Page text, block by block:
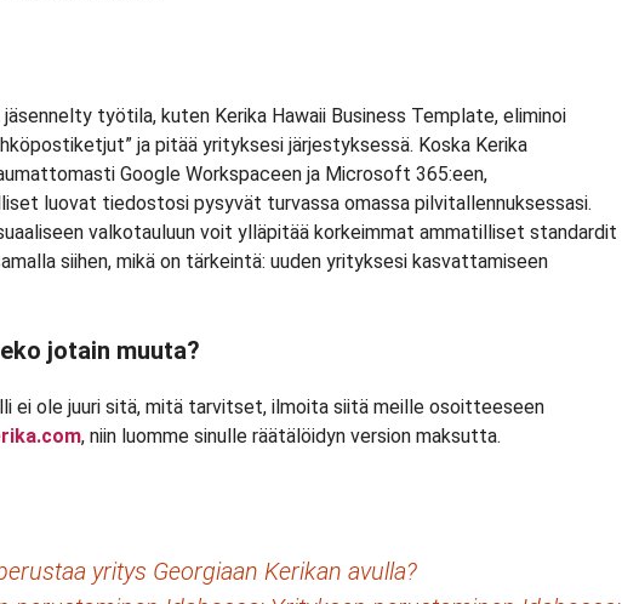
jäsennelty työtila, kuten Kerika Hawaii Business Template, eliminoi
ja pitää yrityksesi järjestyksessä. Koska Kerika
Google Workspaceen ja Microsoft 365:een,
luovat tiedostosi pysyvät turvassa omassa pilvitallennuksessasi.
valkotauluun voit ylläpitää korkeimmat ammatilliset standardit
siihen, mikä on tärkeintä: uuden yrityksesi kasvattamiseen
jotain muuta?
ei ole juuri sitä, mitä tarvitset, ilmoita siitä meille osoitteeseen
, niin luomme sinulle räätälöidyn version maksutta.
yritys Georgiaan Kerikan avulla?